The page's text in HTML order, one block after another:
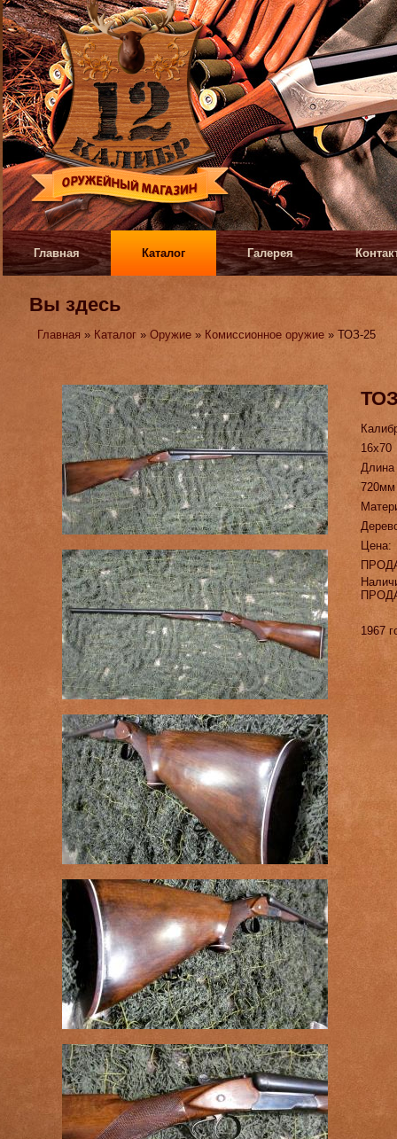
Главная Каталог Галерея
Вы здесь
Главная » Каталог »Оружие » Комиссионное оружие » ТОЗ-25
16х70
720мм
Цена:
1967